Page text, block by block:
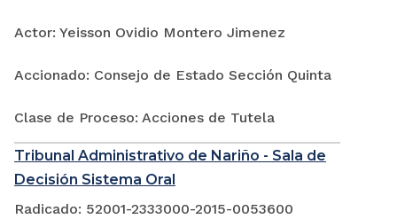
Actor: Yeisson Ovidio Montero Jimenez
Accionado: Consejo de Estado Sección Quinta
Clase de Proceso: Acciones de Tutela
Tribunal Administrativo de Nariño - Sala de
Decisión Sistema Oral
Radicado: 52001-2333000-2015-0053600